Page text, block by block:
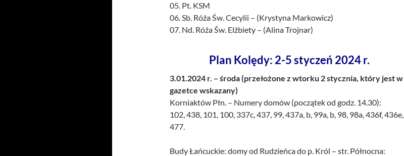
05. Pt. KSM
06. Sb. Róża Św. Cecylii – (Krystyna Markowicz)
07. Nd. Róża Św. Elżbiety – (Alina Trojnar)
Plan Kolędy: 2-5 styczeń 2024 r.
3.01.2024 r. – środa (przełożone z wtorku 2 stycznia, który jest w
gazetce wskazany)
Korniaktów Płn. – Numery domów (początek od godz. 14.30):
102, 438, 101, 100, 337c, 437, 99, 437a, b, 99a, b, 98, 98a, 436f, 436e,
477.
Budy Łańcuckie: domy od Rudzieńca do p. Król – str. Północna: